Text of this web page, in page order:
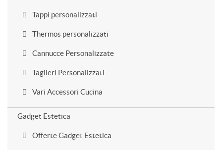
Tappi personalizzati
Thermos personalizzati
Cannucce Personalizzate
Taglieri Personalizzati
Vari Accessori Cucina
Gadget Estetica
Offerte Gadget Estetica